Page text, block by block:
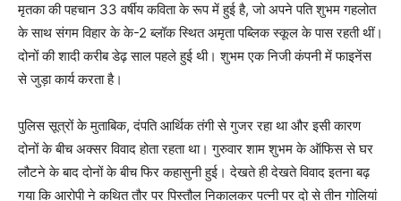
मृतका की पहचान 33 वर्षीय कविता के रूप में हुई है, जो अपने पति शुभम गहलोत
के साथ संगम विहार के के-2 ब्लॉक स्थित अमृता पब्लिक स्कूल के पास रहती थीं।
दोनों की शादी करीब डेढ़ साल पहले हुई थी। शुभम एक निजी कंपनी में फाइनेंस
से जुड़ा कार्य करता है।
पुलिस सूत्रों के मुताबिक, दंपति आर्थिक तंगी से गुजर रहा था और इसी कारण
दोनों के बीच अक्सर विवाद होता रहता था। गुरुवार शाम शुभम के ऑफिस से घर
लौटने के बाद दोनों के बीच फिर कहासुनी हुई। देखते ही देखते विवाद इतना बढ़
गया कि आरोपी ने कथित तौर पर पिस्तौल निकालकर पत्नी पर दो से तीन गोलियां